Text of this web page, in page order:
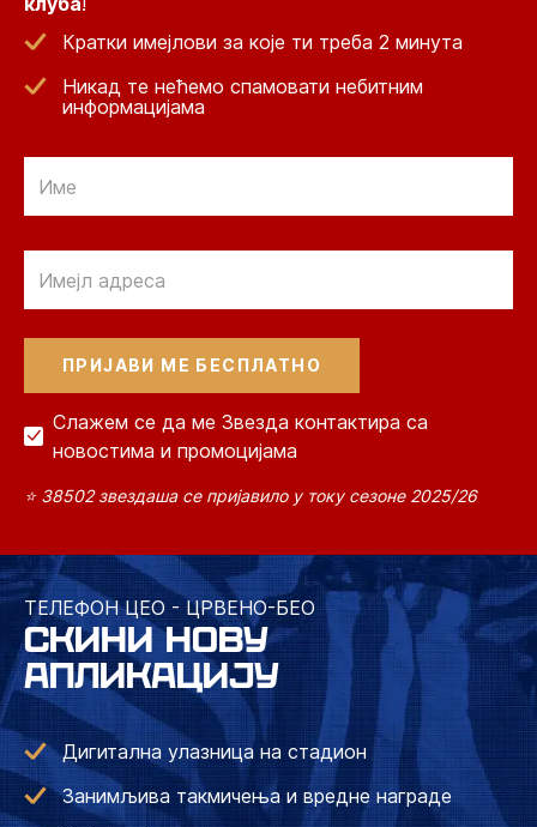
Кратки имејлови за које ти треба 2 минута
Никад те нећемо спамовати небитним
информацијама
Слажем се да ме Звезда контактира са
новостима и промоцијама
⭐ 38502 звездаша се пријавило у току сезоне 2025/26
ТЕЛЕФОН ЦЕО - ЦРВЕНО-БЕО
СКИНИ НОВУ
АПЛИКАЦИЈУ
Дигитална улазница на стадион
Занимљива такмичења и вредне награде